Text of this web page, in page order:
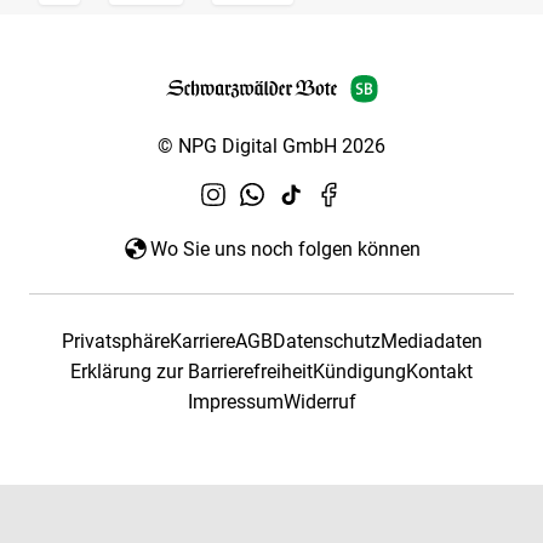
© NPG Digital GmbH 2026
Wo Sie uns noch folgen können
PrivatsphäreKarriereAGBDatenschutzMediadaten
Erklärung zur BarrierefreiheitKündigungKontakt
ImpressumWiderruf